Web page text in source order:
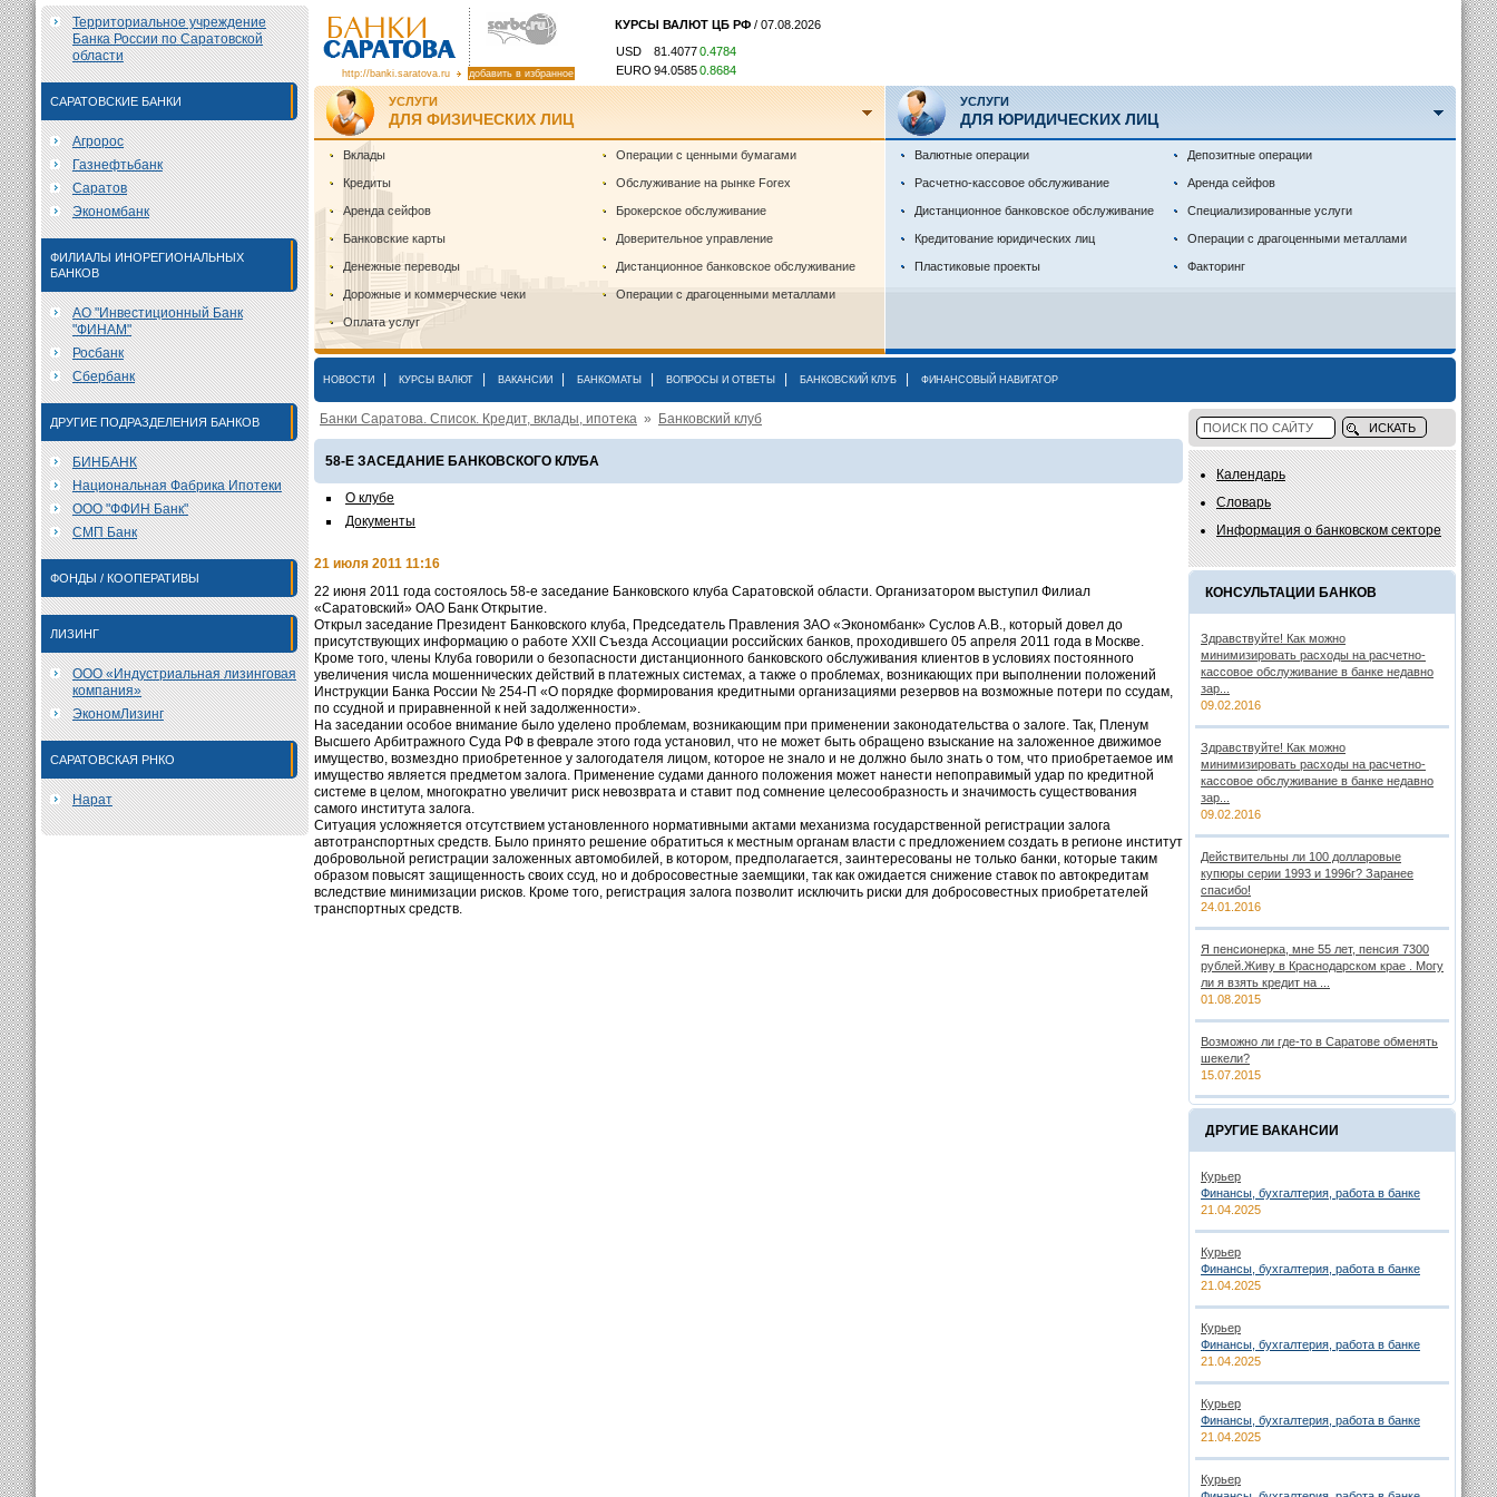
Территориальное учреждение
Банка России по Саратовской
области
САРАТОВСКИЕ БАНКИ
Агророс
Газнефтьбанк
Саратов
Экономбанк
ФИЛИАЛЫ ИНОРЕГИОНАЛЬНЫХ
БАНКОВ
АО "Инвестиционный Банк
"ФИНАМ"
Росбанк
Сбербанк
ДРУГИЕ ПОДРАЗДЕЛЕНИЯ БАНКОВ
БИНБАНК
Национальная Фабрика Ипотеки
ООО "ФФИН Банк"
СМП Банк
ФОНДЫ / КООПЕРАТИВЫ
ЛИЗИНГ
ООО «Индустриальная лизинговая
компания»
ЭкономЛизинг
САРАТОВСКАЯ РНКО
Нарат
http://banki.saratova.ru добавить в избранное
КУРСЫ ВАЛЮТ ЦБ РФ / 07.08.2026
USD
81.40770.4784
EURO 94.05850.8684
УСЛУГИ
ДЛЯ ФИЗИЧЕСКИХ ЛИЦ
УСЛУГИ
ДЛЯ ЮРИДИЧЕСКИХ ЛИЦ
Вклады
Кредиты
Аренда сейфов
Банковские карты
Денежные переводы
Дорожные и коммерческие чеки
Оплата услуг
Операции с ценными бумагами
Обслуживание на рынке Forex
Брокерское обслуживание
Доверительное управление
Дистанционное банковское обслуживание
Операции с драгоценными металлами
Валютные операции
Расчетно-кассовое обслуживание
Дистанционное банковское обслуживание
Кредитование юридических лиц
Пластиковые проекты
Депозитные операции
Аренда сейфов
Специализированные услуги
Операции с драгоценными металлами
Факторинг
НОВОСТИ КУРСЫ ВАЛЮТ ВАКАНСИИ БАНКОМАТЫ ВОПРОСЫ И ОТВЕТЫ БАНКОВСКИЙ КЛУБ ФИНАНСОВЫЙ НАВИГАТОР
Банки Саратова. Список. Кредит, вклады, ипотека » Банковский клуб
58-Е ЗАСЕДАНИЕ БАНКОВСКОГО КЛУБА
О клубе
Документы
21 июля 2011 11:16
22 июня 2011 года состоялось 58-е заседание Банковского клуба Саратовской области. Организатором выступил Филиал
«Саратовский» ОАО Банк Открытие.
Открыл заседание Президент Банковского клуба, Председатель Правления ЗАО «Экономбанк» Суслов А.В., который довел до
присутствующих информацию о работе XXII Съезда Ассоциации российских банков, проходившего 05 апреля 2011 года в Москве.
Кроме того, члены Клуба говорили о безопасности дистанционного банковского обслуживания клиентов в условиях постоянного
увеличения числа мошеннических действий в платежных системах, а также о проблемах, возникающих при выполнении положений
Инструкции Банка России № 254-П «О порядке формирования кредитными организациями резервов на возможные потери по ссудам,
по ссудной и приравненной к ней задолженности».
На заседании особое внимание было уделено проблемам, возникающим при применении законодательства о залоге. Так, Пленум
Высшего Арбитражного Суда РФ в феврале этого года установил, что не может быть обращено взыскание на заложенное движимое
имущество, возмездно приобретенное у залогодателя лицом, которое не знало и не должно было знать о том, что приобретаемое им
имущество является предметом залога. Применение судами данного положения может нанести непоправимый удар по кредитной
системе в целом, многократно увеличит риск невозврата и ставит под сомнение целесообразность и значимость существования
самого института залога.
Ситуация усложняется отсутствием установленного нормативными актами механизма государственной регистрации залога
автотранспортных средств. Было принято решение обратиться к местным органам власти с предложением создать в регионе институт
добровольной регистрации заложенных автомобилей, в котором, предполагается, заинтересованы не только банки, которые таким
образом повысят защищенность своих ссуд, но и добросовестные заемщики, так как ожидается снижение ставок по автокредитам
вследствие минимизации рисков. Кроме того, регистрация залога позволит исключить риски для добросовестных приобретателей
транспортных средств.
Календарь
Словарь
Информация о банковском секторе
КОНСУЛЬТАЦИИ БАНКОВ
Здравствуйте! Как можно
минимизировать расходы на расчетно-
кассовое обслуживание в банке недавно
зар...
09.02.2016
Здравствуйте! Как можно
минимизировать расходы на расчетно-
кассовое обслуживание в банке недавно
зар...
09.02.2016
Действительны ли 100 долларовые
купюры серии 1993 и 1996г? Заранее
спасибо!
24.01.2016
Я пенсионерка, мне 55 лет, пенсия 7300
рублей.Живу в Краснодарском крае . Могу
ли я взять кредит на ...
01.08.2015
Возможно ли где-то в Саратове обменять
шекели?
15.07.2015
ДРУГИЕ ВАКАНСИИ
Курьер
Финансы, бухгалтерия, работа в банке
21.04.2025
Курьер
Финансы, бухгалтерия, работа в банке
21.04.2025
Курьер
Финансы, бухгалтерия, работа в банке
21.04.2025
Курьер
Финансы, бухгалтерия, работа в банке
21.04.2025
Курьер